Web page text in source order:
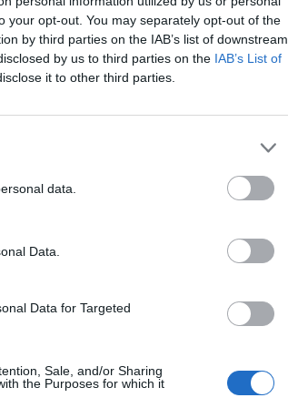
your opt-out. You may separately opt-out of the
by third parties on the IAB’s list of downstream
by us to third parties on the IAB’s List of
it to other third parties.
data.
Data.
Data for Targeted
Sale, and/or Sharing
the Purposes for which it
X3 Konferensbord 240x120 cm
för 6-8 personer
Pris: 14.420:-
X3 Konferensbord 600x120 cm
för 18-20 personer